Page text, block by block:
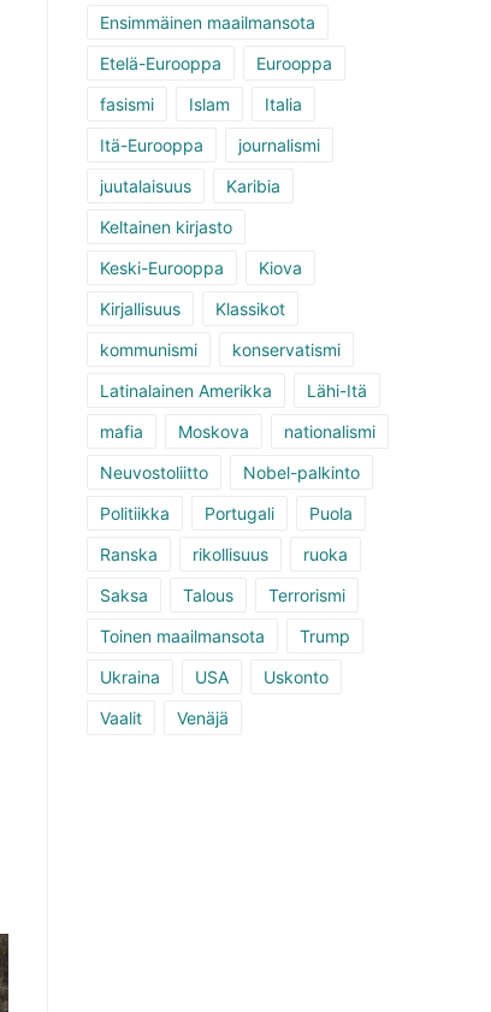
Ensimmäinen maailmansota
Etelä-Eurooppa
Eurooppa
fasismi
Islam
Italia
Itä-Eurooppa
journalismi
juutalaisuus
Karibia
Keltainen kirjasto
Keski-Eurooppa
Kiova
Kirjallisuus
Klassikot
kommunismi
konservatismi
Latinalainen Amerikka
Lähi-Itä
mafia
Moskova
nationalismi
Neuvostoliitto
Nobel-palkinto
Politiikka
Portugali
Puola
Ranska
rikollisuus
ruoka
Saksa
Talous
Terrorismi
Toinen maailmansota
Trump
Ukraina
USA
Uskonto
Vaalit
Venäjä